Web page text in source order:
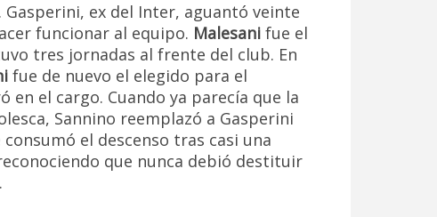
. Gasperini, ex del Inter, aguantó veinte
funcionar al equipo. Malesani fue el
tres jornadas al frente del club. En
fue de nuevo el elegido para el
el cargo. Cuando ya parecía que la
Sannino reemplazó a Gasperini
consumó el descenso tras casi una
que nunca debió destituir